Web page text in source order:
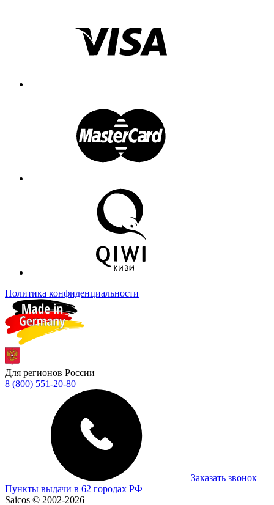
Политика конфиденциальности
Для регионов России
8 (800) 551-20-80
Заказать звонок
Пункты выдачи в 62 городах РФ
Saicos © 2002-2026